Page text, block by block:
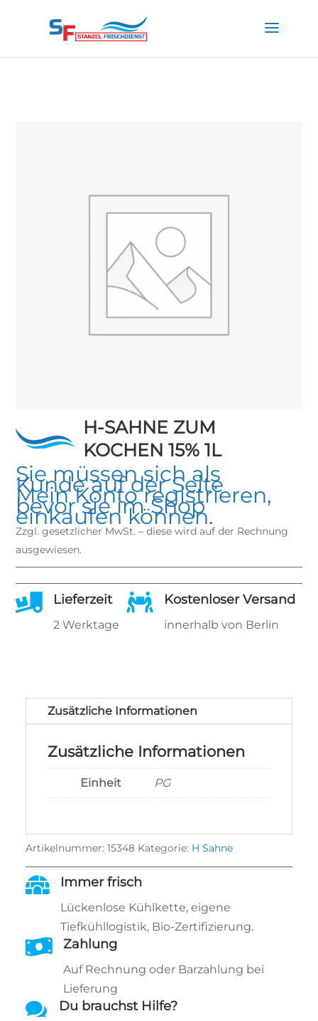
H-SAHNE ZUM
KOCHEN 15% 1L
Sie müssen sich als
Kunde auf der Seite
Mein Kontoregistrieren,
bevor sie im Shop
einkaufen können.
Zzgl. gesetzlicher MwSt. – diese wird auf der Rechnung
ausgewiesen.
 Lieferzeit
2 Werktage
 Kostenloser Versand
innerhalb von Berlin
Zusätzliche Informationen
Zusätzliche Informationen
Einheit PG
Artikelnummer: 15348 Kategorie: H Sahne
 Immer frisch
Lückenlose Kühlkette, eigene
Tiefkühllogistik, Bio‑Zertifizierung.
 Zahlung
Auf Rechnung oder Barzahlung bei
Lieferung
 Du brauchst Hilfe?